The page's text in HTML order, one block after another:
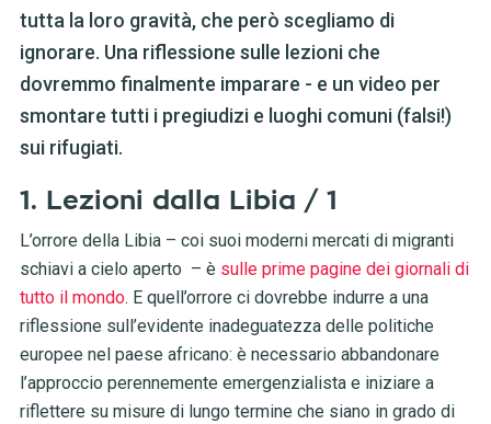
tutta la loro gravità, che però scegliamo di
ignorare. Una riflessione sulle lezioni che
dovremmo finalmente imparare - e un video per
smontare tutti i pregiudizi e luoghi comuni (falsi!)
sui rifugiati.
1. Lezioni dalla Libia / 1
L’orrore della Libia – coi suoi moderni mercati di migranti
schiavi a cielo aperto – è sulle prime pagine dei giornali di
tutto il mondo. E quell’orrore ci dovrebbe indurre a una
riflessione sull’evidente inadeguatezza delle politiche
europee nel paese africano: è necessario abbandonare
l’approccio perennemente emergenzialista e iniziare a
riflettere su misure di lungo termine che siano in grado di